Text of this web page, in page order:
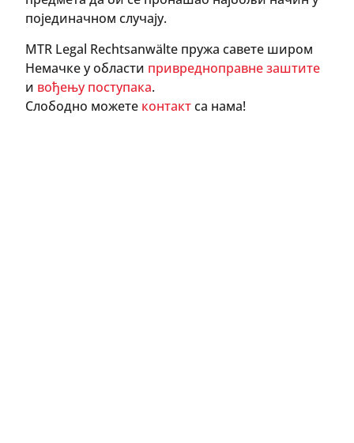
појединачном случају.
MTR Legal Rechtsanwälte пружа савете широм
Немачке у области привредноправне заштите
и вођењу поступака.
Слободно можете контактса нама!